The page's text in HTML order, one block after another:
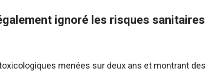
ignoré les risques sanitaires
menées sur deux ans et montrant des